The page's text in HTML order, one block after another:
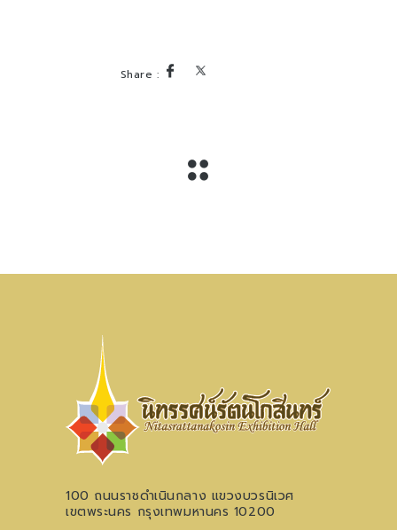
100 ถนนราชดำเนินกลาง แขวงบวรนิเวศ
เขตพระนคร กรุงเทพมหานคร 10200